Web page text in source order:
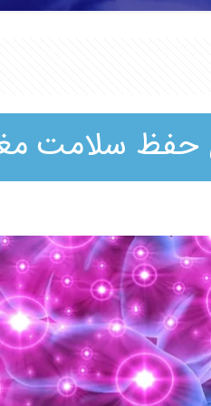
حفظ سلامت